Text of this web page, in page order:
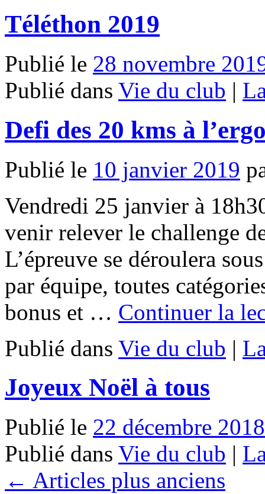
Téléthon 2019
Publié le 28 novembre
Publié dans Vie du club |
Defi des 20 kms à
Publié le 10 janvier 2019
Vendredi 25 janvier à
venir relever le challenge
L’épreuve se déroulera
par équipe, toutes
bonus et … Continuer la
Publié dans Vie du club |
Joyeux Noël à tous
Publié le 22 décembre 2018
Publié dans Vie du club |
← Articles plus anciens